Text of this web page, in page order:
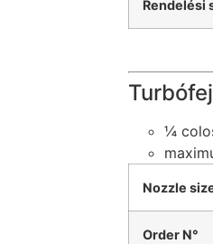
Rendelési
Turbófej
¼
Nozzle
Order N°